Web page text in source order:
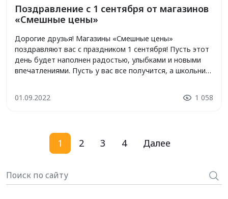
для близких […]
Поздравление с 1 сентября от магазинов
«Смешные цены»
Дорогие друзья! Магазины «Смешные цены»
поздравляют вас с праздником 1 сентября! Пусть этот
день будет наполнен радостью, улыбками и новыми
впечатлениями. Пусть у вас все получится, а школьники
впечатлений от наших товаров. Пусть ваш день будет
01.09.2022 1 058
1 2 3 4 Далее